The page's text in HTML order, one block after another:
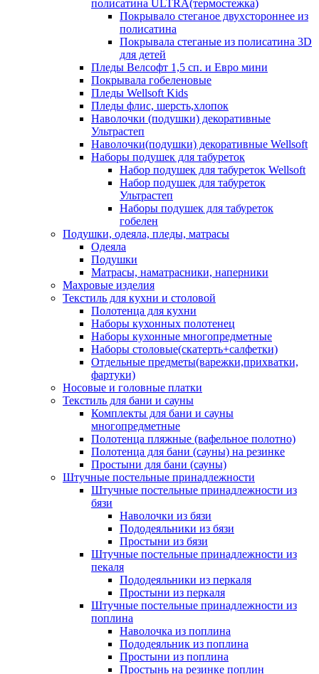
полисатина ULTRA(термостежка)
Покрывало стеганое двухстороннее из
полисатина
Покрывала стеганые из полисатина 3D
для детей
Пледы Велсофт 1,5 сп. и Евро мини
Покрывала гобеленовые
Пледы Wellsoft Kids
Пледы флис, шерсть,хлопок
Наволочки (подушки) декоративные
Ультрастеп
Наволочки(подушки) декоративные Wellsoft
Наборы подушек для табуреток
Набор подушек для табуреток Wellsoft
Набор подушек для табуреток
Ультрастеп
Наборы подушек для табуреток
гобелен
Подушки, одеяла, пледы, матрасы
Одеяла
Подушки
Матрасы, наматрасники, наперники
Махровые изделия
Текстиль для кухни и столовой
Полотенца для кухни
Наборы кухонных полотенец
Наборы кухонные многопредметные
Наборы столовые(скатерть+салфетки)
Отдельные предметы(варежки,прихватки,
фартуки)
Носовые и головные платки
Текстиль для бани и сауны
Комплекты для бани и сауны
многопредметные
Полотенца пляжные (вафельное полотно)
Полотенца для бани (сауны) на резинке
Простыни для бани (сауны)
Штучные постельные принадлежности
Штучные постельные принадлежности из
бязи
Наволочки из бязи
Пододеяльники из бязи
Простыни из бязи
Штучные постельные принадлежности из
пекаля
Пододеяльники из перкаля
Простыни из перкаля
Штучные постельные принадлежности из
поплина
Наволочка из поплина
Пододеяльник из поплина
Простыни из поплина
Простынь на резинке поплин